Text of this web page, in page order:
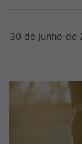
30 de junho de